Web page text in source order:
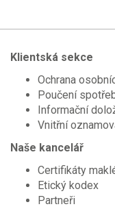
Klientská sekce
Ochrana
Poučení
Informační
Vnitřní
Naše kancelář
Certifikáty
Etický kodex
Partneři